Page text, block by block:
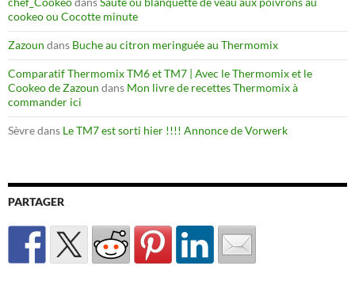
cookeo ou Cocotte minute
Zazoun dans Buche au citron meringuée au Thermomix
Comparatif Thermomix TM6 et TM7 | Avec le Thermomix et le
Cookeo de Zazoun dans Mon livre de recettes Thermomix à
commander ici
Sèvredans Le TM7 est sorti hier !!!! Annonce de Vorwerk
PARTAGER